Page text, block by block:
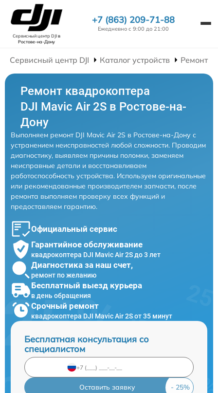
Сервисный центр DJIв
Ростове-на-Дону
+7 (863) 209-71-88
Ежедневно с 9:00 до 21:00
Сервисный центр DJI Каталог устройств Ремонт
Ремонт квадрокоптера
DJI Mavic Air 2S в Ростове-на-
Дону
Выполняем ремонт DJI Mavic Air 2S в Ростове-на-Дону с
устранением неисправностей любой сложности. Проводим
диагностику, выявляем причины поломки, заменяем
неисправные детали и восстанавливаем
работоспособность устройства. Используем оригинальные
или рекомендованные производителем запчасти, после
ремонта выполняем проверку всех функций и
предоставляем гарантию.
Официальный сервис
Гарантийное обслуживание
квадрокоптера DJI Mavic Air 2S до 3 лет
Диагностика за наш счет,
ремонт по желанию
Бесплатный выезд курьера
в день обращения
Срочный ремонт
квадрокоптера DJI Mavic Air 2S от 35 минут
Бесплатная консультация со
специалистом
Оставить заявку